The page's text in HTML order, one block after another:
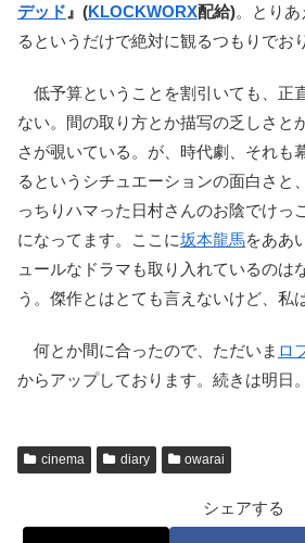
デッド 』(KLOCKWORX配給)。とり
るというだけで絶対に観るつもりでお
低予算ということを割引いても、正
ない。間の取り方とか描写の乏しさと
さが覗いている。が、時代劇、それも
るというシチュエーションの面白さと
っちりハマった日村さんのお陰でけっ
になってます。ここに坂本龍馬をああ
ュールなドラマも取り入れているのは
う。傑作とはとても言えないけど、私
何とか間に合ったので、ただいま ロ
からアップしております。続きは明日。
cinema diary owarai
シェアする